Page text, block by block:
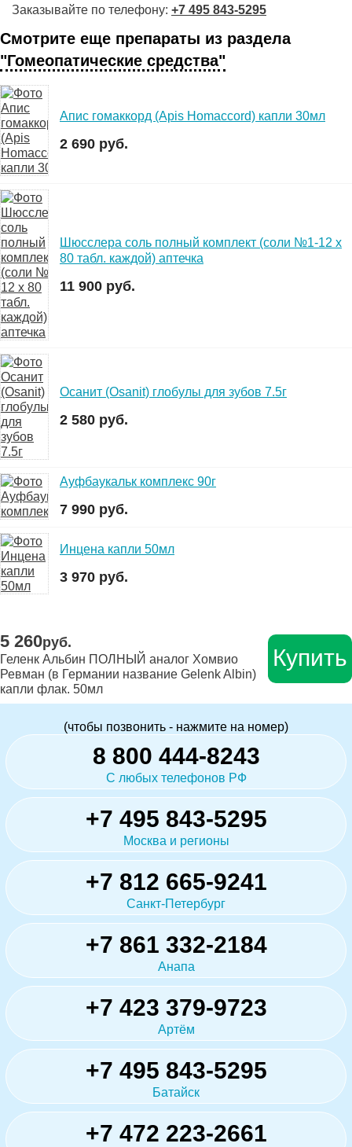
Заказывайте по телефону: +7 495 843-5295
Смотрите еще препараты из раздела
"Гомеопатические средства"
Апис гомаккорд (Apis Homaccord) капли 30мл
2 690 руб.
Шюсслера соль полный комплект (соли №1-12 х
80 табл. каждой) аптечка
11 900 руб.
Осанит (Osanit) глобулы для зубов 7.5г
2 580 руб.
Ауфбаукальк комплекс 90г
7 990 руб.
Инцена капли 50мл
3 970 руб.
5 260руб.
Геленк Альбин ПОЛНЫЙ аналог Хомвио
Ревман (в Германии название Gelenk Albin)
капли флак. 50мл
Купить
(чтобы позвонить - нажмите на номер)
8 800 444-8243
С любых телефонов РФ
+7 495 843-5295
Москва и регионы
+7 812 665-9241
Санкт-Петербург
+7 861 332-2184
Анапа
+7 423 379-9723
Артём
+7 495 843-5295
Батайск
+7 472 223-2661